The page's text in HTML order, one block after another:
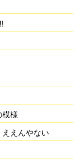
模様
えんやない